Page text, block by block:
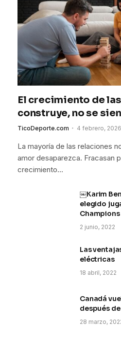
El crecimiento de
construye, no se
TicoDeporte.com 4 febrero, 2026
La mayoría de las relaciones
amor desaparezca. Fracasan
crecimiento…
￼Karim
elegido
2 junio, 2022
Las
eléctricas
18 abril, 2022
Canadá
después
28 marzo,